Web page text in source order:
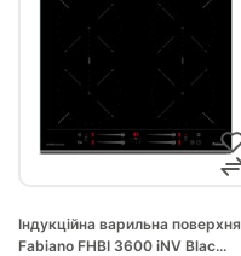
Індукційна варильна поверхня
Fabiano FHBI 3600 iNV Blac...